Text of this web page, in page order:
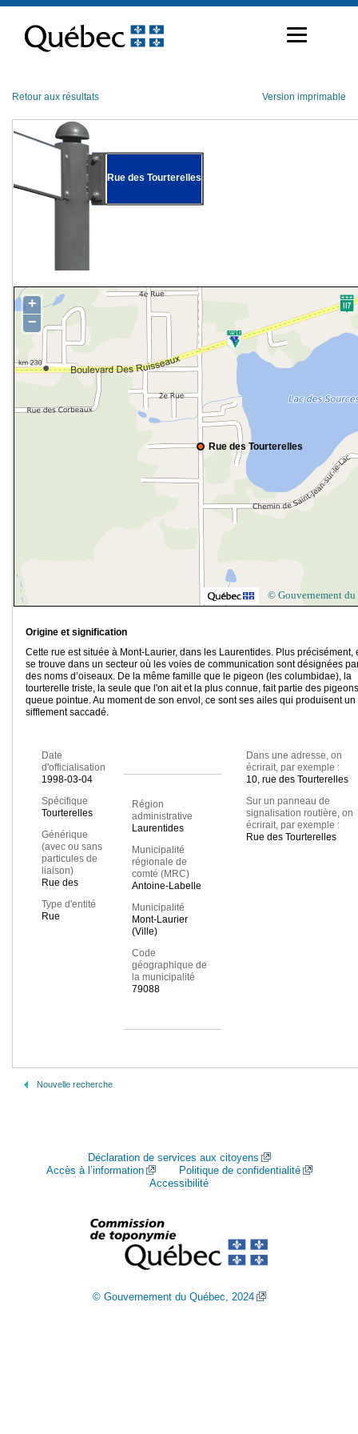
contenu
Retour aux résultats Version imprimable
Rue des Tourterelles
Rue des Tourterelles
+
−
© Gouvernement du
Origine et signification
Cette rue est située à Mont-Laurier, dans les Laurentides. Plus précisément,
se trouve dans un secteur où les voies de communication sont désignées
des noms d’oiseaux. De la même famille que le pigeon (les columbidae), la
tourterelle triste, la seule que l'on ait et la plus connue, fait partie des
queue pointue. Au moment de son envol, ce sont ses ailes qui produisent un
sifflement saccadé.
Date
d'officialisation
1998-03-04
Spécifique
Tourterelles
Générique
(avec ou sans
particules de
liaison)
Rue des
Type d'entité
Rue
Région
administrative
Laurentides
Municipalité
régionale de
comté (MRC)
Antoine-Labelle
Municipalité
Mont-Laurier
(Ville)
Code
géographique de
la municipalité
79088
Dans une adresse, on
écrirait, par exemple :
10, rue des Tourterelles
Sur un panneau de
signalisation routière, on
écrirait, par exemple :
Rue des Tourterelles
Nouvelle recherche
Déclaration de services aux citoyens
Accès à l’information
Politique de confidentialité
Accessibilité
© Gouvernement du Québec, 2024